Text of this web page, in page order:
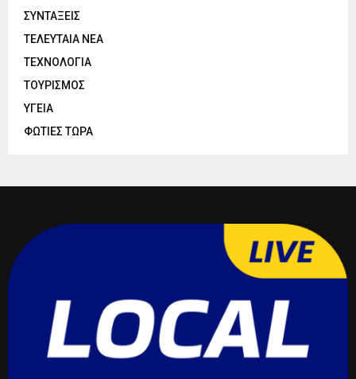
ΣΥΝΤΑΞΕΙΣ
ΤΕΛΕΥΤΑΙΑ ΝΕΑ
ΤΕΧΝΟΛΟΓΙΑ
ΤΟΥΡΙΣΜΟΣ
ΥΓΕΙΑ
ΦΩΤΙΕΣ ΤΩΡΑ